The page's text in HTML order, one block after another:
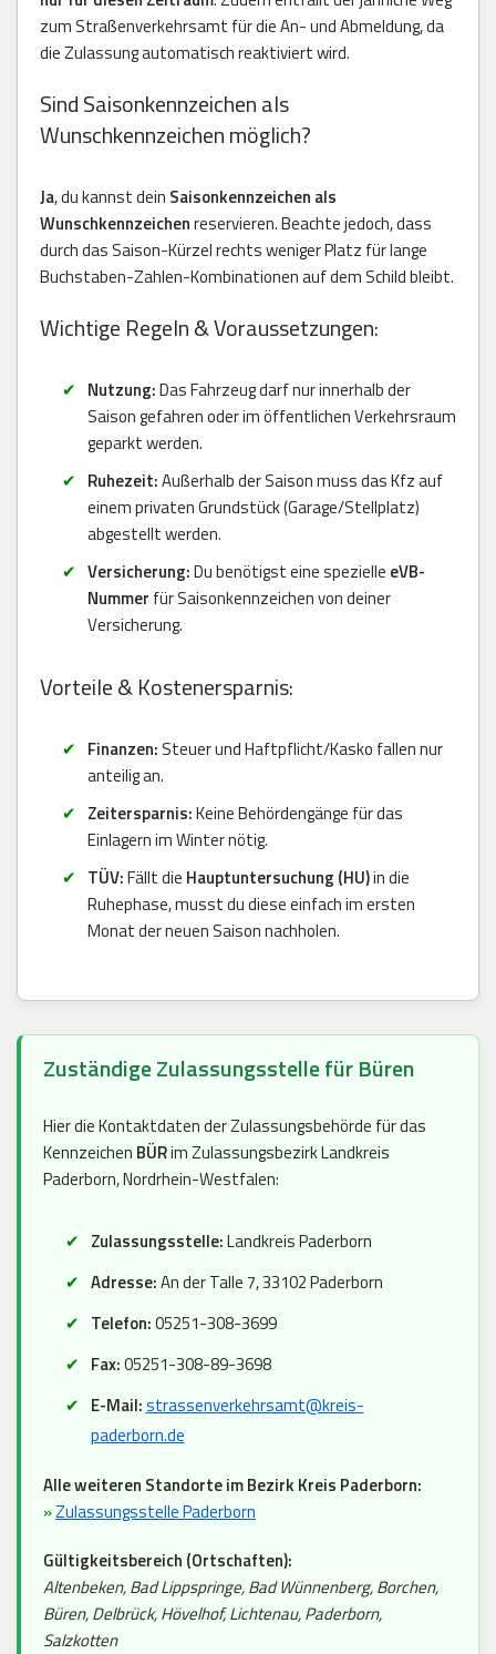
zum Straßenverkehrsamt für die An- und Abmeldung, da
die Zulassung automatisch reaktiviert wird.
Sind Saisonkennzeichen als
Wunschkennzeichen möglich?
Ja, du kannst dein Saisonkennzeichen als
Wunschkennzeichenreservieren. Beachte jedoch, dass
durch das Saison-Kürzel rechts weniger Platz für lange
Buchstaben-Zahlen-Kombinationen auf dem Schild bleibt.
Wichtige Regeln & Voraussetzungen:
Nutzung:Das Fahrzeug darf nur innerhalb der
Saison gefahren oder im öffentlichen Verkehrsraum
geparkt werden.
Ruhezeit:Außerhalb der Saison muss das Kfz auf
einem privaten Grundstück (Garage/Stellplatz)
abgestellt werden.
Versicherung:Du benötigst eine spezielle eVB-
Nummer für Saisonkennzeichen von deiner
Versicherung.
Vorteile & Kostenersparnis:
Finanzen: Steuer und Haftpflicht/Kasko fallen nur
anteilig an.
Zeitersparnis:Keine Behördengänge für das
Einlagern im Winter nötig.
TÜV:Fällt die Hauptuntersuchung (HU)in die
Ruhephase, musst du diese einfach im ersten
Monat der neuen Saison nachholen.
Zuständige Zulassungsstelle für Büren
Hier die Kontaktdaten der Zulassungsbehörde für das
Kennzeichen BÜRim Zulassungsbezirk Landkreis
Paderborn, Nordrhein-Westfalen:
Zulassungsstelle:Landkreis Paderborn
Adresse:An der Talle 7, 33102 Paderborn
Telefon:05251-308-3699
Fax:05251-308-89-3698
E-Mail:strassenverkehrsamt@kreis-
paderborn.de
Alle weiteren Standorte im Bezirk Kreis Paderborn:
»Zulassungsstelle Paderborn
Gültigkeitsbereich (Ortschaften):
Altenbeken, Bad Lippspringe, Bad Wünnenberg, Borchen,
Büren, Delbrück, Hövelhof, Lichtenau, Paderborn,
Salzkotten